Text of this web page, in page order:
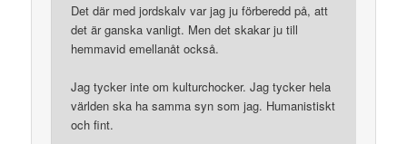
Det där med jordskalv var jag ju förberedd på, att
det är ganska vanligt. Men det skakar ju till
hemmavid emellanåt också.
Jag tycker inte om kulturchocker. Jag tycker hela
världen ska ha samma syn som jag. Humanistiskt
och fint.